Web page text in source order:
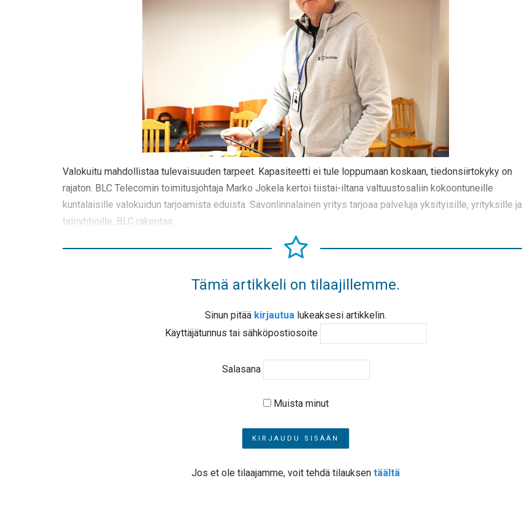
Valokuitu mahdollistaa tulevaisuuden tarpeet. Kapasiteetti ei tule loppumaan koskaan, tiedonsiirtokyky on
rajaton. BLC Telecomin toimitusjohtaja Marko Jokela kertoi tiistai-iltana valtuustosaliin kokoontuneille
kuntalaisille valokuidun tarjoamista eduista. Savonlinnalainen yritys tarjoaa palveluja yksityisille, yrityksille ja
taloyhtiöille. BLC rakentaa
Tämä artikkeli on tilaajillemme.
Sinun pitää kirjautua lukeaksesi artikkelin.
Käyttäjätunnus tai sähköpostiosoite
Salasana
Muista minut
Jos et ole tilaajamme, voit tehdä tilauksen täältä